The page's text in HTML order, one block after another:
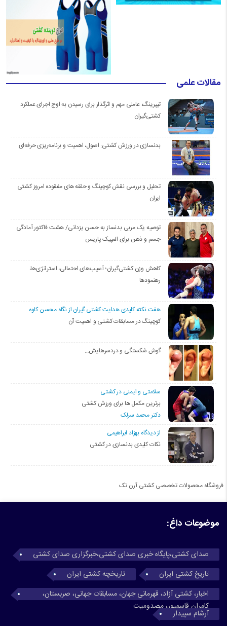
مقالات علمی
تیپرینگ، عاملی مهم و اثرگذار برای رسیدن به اوج اجرای عملکرد
کشتی‌گیران
بدنسازی در ورزش کشتی: اصول، اهمیت و برنامه‌ریزی حرفه‌ای
تحلیل و بررسی نقش کوچینگ و حلقه های مفقوده امروز کشتی
ایران
توصیه یک مربی بدنساز به حسن یزدانی/ هشت فاکتور آمادگی
جسم و ذهن برای المپیک پاریس
کاهش وزن کشتی‌گیران؛ آسیب‌های احتمالی، استراتژی‌ها،
رهنمودها
هفت نکته کلیدی هدایت کشتی گیران از نگاه محسن کاوه
کوچینگ در مسابقات کشتی و اهمیت آن
گوش شکستگی و دردسرهایش…
سلامتی و ایمنی در کشتی
برترین مکمل ها برای ورزش کشتی
دکتر محمد سرلک
از دیدگاه بهزاد ابراهیمی
نکات کلیدی بدنسازی در کشتی
فروشگاه محصولات تخصصی کشتی آرن تک
موضوعات داغ:
صدای کشتی،پایگاه خبری صدای کشتی،خبرگزاری صدای کشتی
تاریخ کشتی ایران
تاریخچه کشتی ایران
اخبار، کشتی آزاد، قهرمانی جهان، مسابقات جهانی، صربستان،
کامران قاسمپور، مصدومیت
آرشام سپیدار